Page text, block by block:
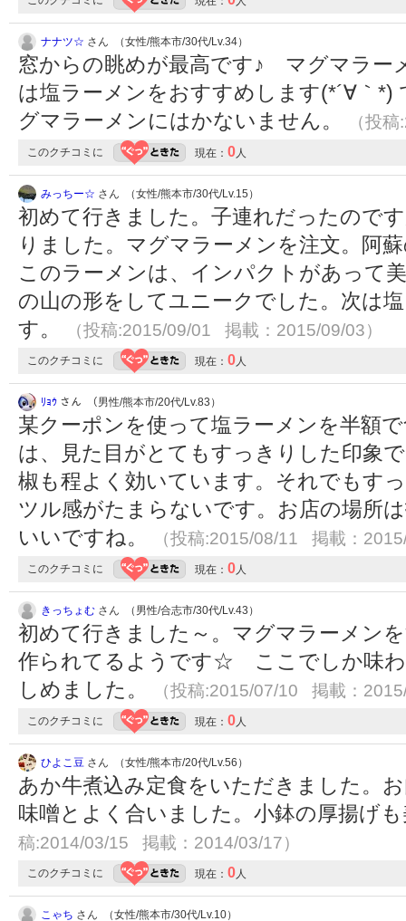
ナナツ☆ さん （女性/熊本市/30代/Lv.34）
窓からの眺めが最高です♪ マグマラー
は塩ラーメンをおすすめします(*´∀｀
グマラーメンにはかないません。
（投
このクチコミに 現在： 0 人
みっちー☆ さん （女性/熊本市/30代/Lv.15）
初めて行きました。子連れだったので
りました。マグマラーメンを注文。阿
このラーメンは、インパクトがあって
の山の形をしてユニークでした。次は
す。
（投稿:2015/09/01 掲載：2015/09/03）
このクチコミに 現在： 0 人
ﾘｮｳ さん （男性/熊本市/20代/Lv.83）
某クーポンを使って塩ラーメンを半額
は、見た目がとてもすっきりした印象
椒も程よく効いています。それでもす
ツル感がたまらないです。お店の場所
いいですね。
（投稿:2015/08/11 掲載：
このクチコミに 現在： 0 人
きっちょむ さん （男性/合志市/30代/Lv.43）
初めて行きました～。マグマラーメン
作られてるようです☆ ここでしか味わ
しめました。
（投稿:2015/07/10 掲載：
このクチコミに 現在： 0 人
ひよこ豆 さん （女性/熊本市/20代/Lv.56）
あか牛煮込み定食をいただきました。
味噌とよく合いました。小鉢の厚揚げ
稿:2014/03/15 掲載：2014/03/17）
このクチコミに 現在： 0 人
こゃち さん （女性/熊本市/30代/Lv.10）